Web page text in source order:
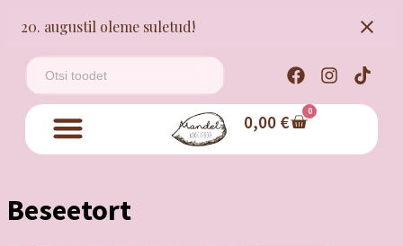
20. augustil oleme suletud!
0,00 € 0
Beseetort